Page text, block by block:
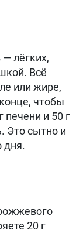
— лёгких,
Всё
или жире,
чтобы
печени и 50 г
Это сытно и
дня.
20 г